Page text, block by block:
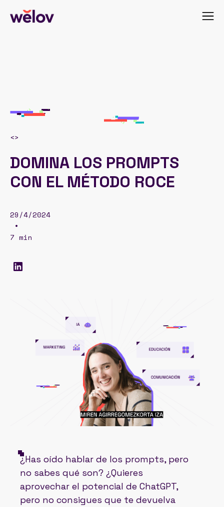
<>
DOMINA LOS PROMPTS
CON EL MÉTODO ROCE
29/4/2024
•
7 min
¿Has oído hablar de los prompts, pero
no sabes qué son? ¿Quieres
aprovechar el potencial de ChatGPT,
pero no consigues que te devuelva